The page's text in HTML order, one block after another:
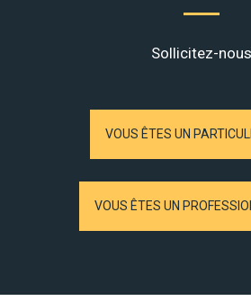
Sollicitez-nous
VOUS ÊTES UN
VOUS ÊTES UN